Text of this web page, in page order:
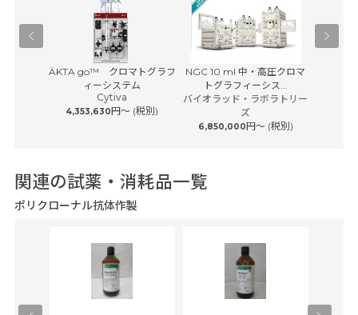
ÄKTA go™ クロマトグラフ
ィーシステム
Cytiva
4,353,630円〜 (税別)
NGC 10 ml 中・高圧クロマ
トグラフィーシス...
バイオラッド・ラボラトリー
ズ
6,850,000円〜 (税別)
関連の試薬・消耗品一覧
ポリクローナル抗体作製